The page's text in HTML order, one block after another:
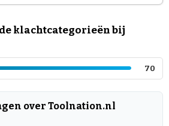
klachtcategorieën bij
70
over Toolnation.nl